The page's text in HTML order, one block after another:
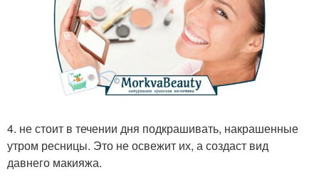
4. не стоит в течении дня подкрашивать, накрашенные
утром ресницы. Это не освежит их, а создаст вид
давнего макияжа.